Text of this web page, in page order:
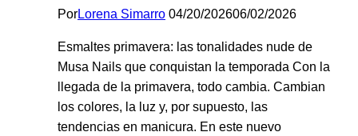
PorLorena Simarro 04/20/202606/02/2026
Esmaltes primavera: las tonalidades nude de
Musa Nails que conquistan la temporada Con la
llegada de la primavera, todo cambia. Cambian
los colores, la luz y, por supuesto, las
tendencias en manicura. En este nuevo